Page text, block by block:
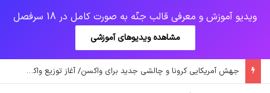
ویدیو آموزش و معرفی قالب جنّه به صورت کامل در 18 سرفصل
مشاهده ویدیوهای آموزشی
جهش آمریکایی کرونا و چالشی جدید برای واکسن/ آغاز توزیع واکسن از سوی اتحادیه کوواکس